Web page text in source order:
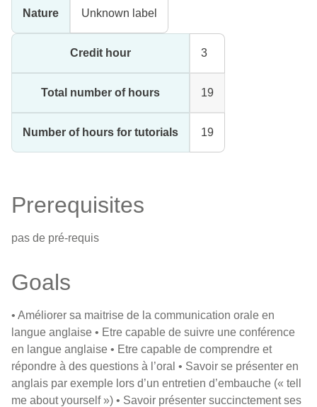
Nature Unknown label
Credit hour 3
Total number of hours 19
Number of hours for tutorials 19
Prerequisites
pas de pré-requis
Goals
• Améliorer sa maitrise de la communication orale en
langue anglaise • Etre capable de suivre une conférence
en langue anglaise • Etre capable de comprendre et
répondre à des questions à l’oral • Savoir se présenter en
anglais par exemple lors d’un entretien d’embauche (« tell
me about yourself ») • Savoir présenter succinctement ses